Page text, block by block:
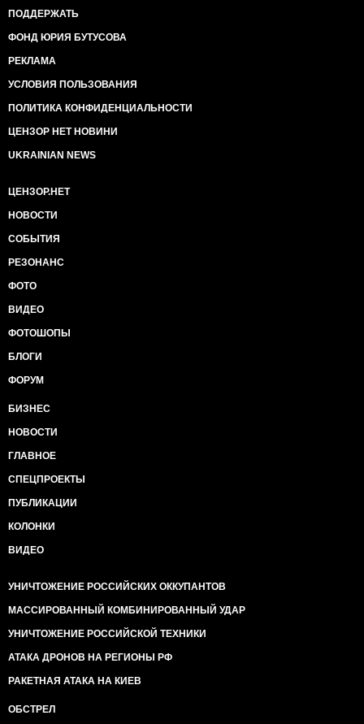
ПОДДЕРЖАТЬ
ФОНД ЮРИЯ БУТУСОВА
РЕКЛАМА
УСЛОВИЯ ПОЛЬЗОВАНИЯ
ПОЛИТИКА КОНФИДЕНЦИАЛЬНОСТИ
ЦЕНЗОР НЕТ НОВИНИ
UKRAINIAN NEWS
ЦЕНЗОР.НЕТ
НОВОСТИ
СОБЫТИЯ
РЕЗОНАНС
ФОТО
ВИДЕО
ФОТОШОПЫ
БЛОГИ
ФОРУМ
БИЗНЕС
НОВОСТИ
ГЛАВНОЕ
СПЕЦПРОЕКТЫ
ПУБЛИКАЦИИ
КОЛОНКИ
ВИДЕО
УНИЧТОЖЕНИЕ РОССИЙСКИХ ОККУПАНТОВ
МАССИРОВАННЫЙ КОМБИНИРОВАННЫЙ УДАР
УНИЧТОЖЕНИЕ РОССИЙСКОЙ ТЕХНИКИ
АТАКА ДРОНОВ НА РЕГИОНЫ РФ
РАКЕТНАЯ АТАКА НА КИЕВ
ОБСТРЕЛ